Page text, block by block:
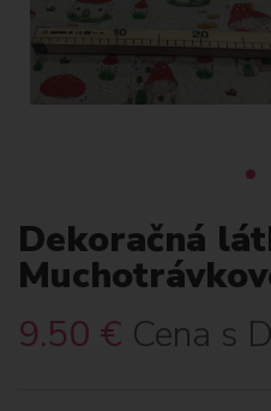
Dekoračná
9.50 € Cena s